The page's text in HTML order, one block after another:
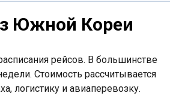
Южной Кореи
рейсов. В большинстве
Стоимость рассчитывается
логистику и авиаперевозку.